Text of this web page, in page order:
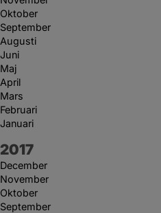
Oktober
September
Augusti
Juni
Maj
April
Mars
Februari
Januari
År:
2017
December
November
Oktober
September